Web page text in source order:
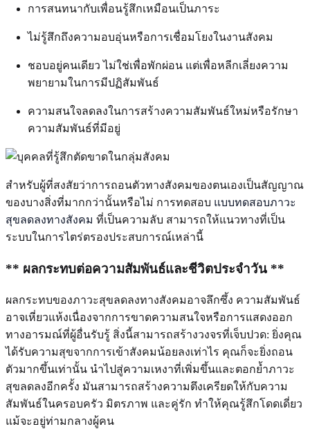
การสนทนากับเพื่อนรู้สึกเหมือนเป็นภาระ
ไม่รู้สึกถึงความอบอุ่นหรือการเชื่อมโยงในงานสังคม
ชอบอยู่คนเดียว ไม่ใช่เพื่อพักผ่อน แต่เพื่อหลีกเลี่ยงความ
พยายามในการมีปฏิสัมพันธ์
ความสนใจลดลงในการสร้างความสัมพันธ์ใหม่หรือรักษา
ความสัมพันธ์ที่มีอยู่
สำหรับผู้ที่สงสัยว่าการถอนตัวทางสังคมของตนเองเป็นสัญญาณ
ของบางสิ่งที่มากกว่านั้นหรือไม่ การทดสอบ แบบทดสอบภาวะ
สุขลดลงทางสังคม ที่เป็นความลับ สามารถให้แนวทางที่เป็น
ระบบในการไตร่ตรองประสบการณ์เหล่านี้
** ผลกระทบต่อความสัมพันธ์และชีวิตประจำวัน **
ผลกระทบของภาวะสุขลดลงทางสังคมอาจลึกซึ้ง ความสัมพันธ์
อาจเหี่ยวแห้งเนื่องจากการขาดความสนใจหรือการแสดงออก
ทางอารมณ์ที่ผู้อื่นรับรู้ สิ่งนี้สามารถสร้างวงจรที่เจ็บปวด: ยิ่งคุณ
ได้รับความสุขจากการเข้าสังคมน้อยลงเท่าไร คุณก็จะยิ่งถอน
ตัวมากขึ้นเท่านั้น นำไปสู่ความเหงาที่เพิ่มขึ้นและตอกย้ำภาวะ
สุขลดลงอีกครั้ง มันสามารถสร้างความตึงเครียดให้กับความ
สัมพันธ์ในครอบครัว มิตรภาพ และคู่รัก ทำให้คุณรู้สึกโดดเดี่ยว
แม้จะอยู่ท่ามกลางผู้คน